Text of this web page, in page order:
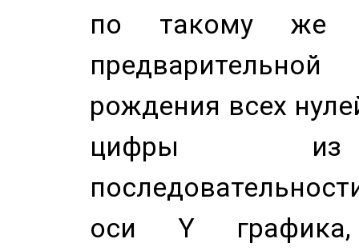
по такому же
рождения всех
цифры из
оси Y